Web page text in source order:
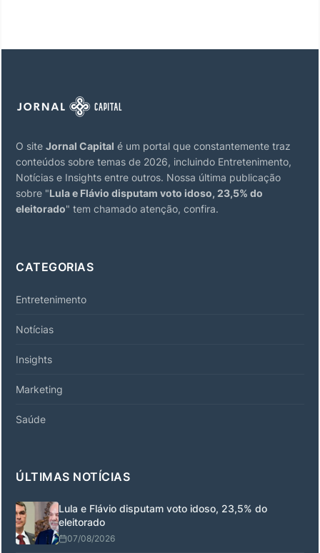
O site Jornal Capital é um portal que constantemente traz
conteúdos sobre temas de 2026, incluindo Entretenimento,
Notícias e Insights entre outros. Nossa última publicação
sobre "Lula e Flávio disputam voto idoso, 23,5% do
eleitorado" tem chamado atenção, confira.
CATEGORIAS
Entretenimento
Notícias
Insights
Marketing
Saúde
ÚLTIMAS NOTÍCIAS
Lula e Flávio disputam voto idoso, 23,5% do
eleitorado
07/08/2026